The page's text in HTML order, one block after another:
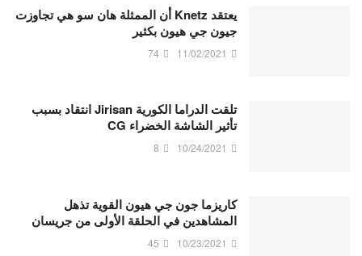
يعتقد Knetz أن الممثلة هان سو هي تجاوزت
جيون جي هيون بكثير
11/02/2021
74
تلقت الدراما الكورية Jirisan انتقاد بسبب
تأثير الشاشة الخضراء CG
10/24/2021
8
كاريزما جون جي هيون القوية تذهل
المشاهدين في الحلقة الأولى من جريسان
10/23/2021
45